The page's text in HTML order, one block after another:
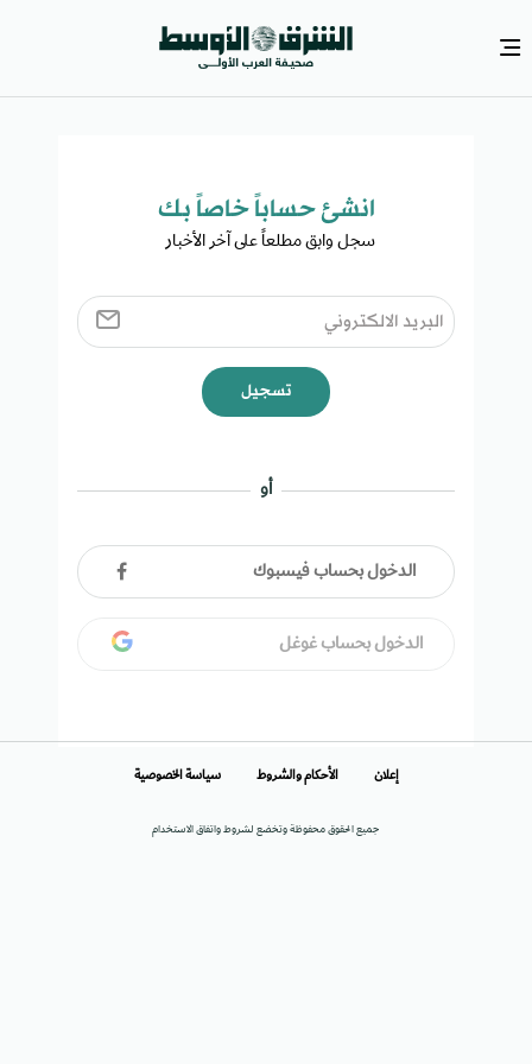
انشئ حساباً خاصاً بك​
سجل وابق مطلعاً على آخر الأخبار ​
تسجيل
أو
الدخول بحساب فيسبوك
الدخول بحساب غوغل
جميع الحقوق محفوظة وتخضع لشروط واتفاق الاستخدام
إعلان الأحكام والشروط سياسة الخصوصية